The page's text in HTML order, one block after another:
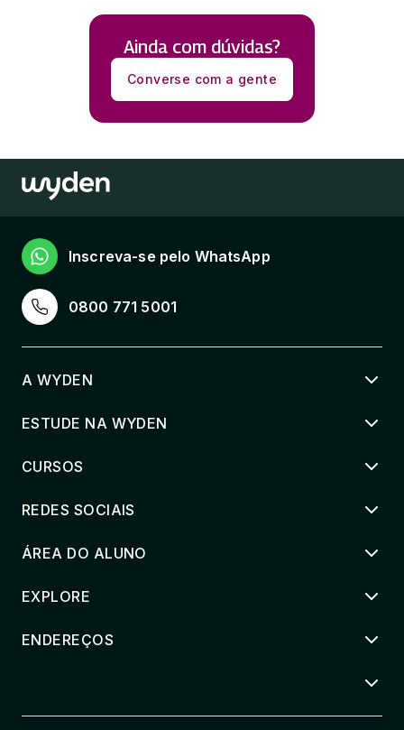
Ainda com dúvidas?
Converse com a gente
0800 771 5001
Inscreva-se pelo WhatsApp
A WYDEN
ESTUDE NA WYDEN
CURSOS
REDES SOCIAIS
ÁREA DO ALUNO
EXPLORE
ENDEREÇOS